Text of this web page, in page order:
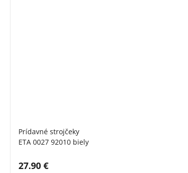
Prídavné strojčeky
ETA 0027 92010 biely
Cena s DPH:
27.90 €